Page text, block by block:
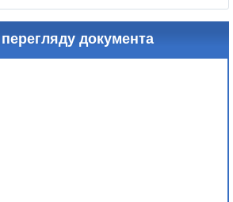
перегляду документа